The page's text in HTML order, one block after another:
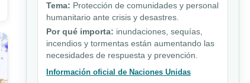
Tema: Protección de comunidades y personal
humanitario ante crisis y desastres.
Por qué importa: inundaciones, sequías,
incendios y tormentas están aumentando las
necesidades de respuesta y prevención.
Información oficial de Naciones Unidas